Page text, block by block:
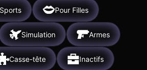
Sports Pour Filles
Simulation Armes
Casse-tête Inactifs